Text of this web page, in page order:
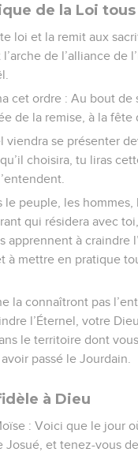
de la Loi
loi et la remit aux
de l’alliance de
cet ordre : Au bout de
de la remise, à la fête
viendra se présenter
choisira, tu liras
le peuple, les hommes,
qui résidera avec toi,
apprennent à craindre
à mettre en pratique
la connaîtront pas
l’Éternel, votre
le territoire dont
passé le Jourdain.
à Dieu
: Voici que le jour
Josué, et tenez-vous